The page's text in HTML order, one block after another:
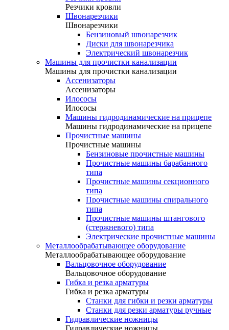
Резчики кровли
Швонарезчики
Швонарезчики
Бензиновый швонарезчик
Диски для швонарезчика
Электрический швонарезчик
Машины для прочистки канализации
Машины для прочистки канализации
Ассенизаторы
Ассенизаторы
Илососы
Илососы
Машины гидродинамические на прицепе
Машины гидродинамические на прицепе
Прочистные машины
Прочистные машины
Бензиновые прочистные машины
Прочистные машины барабанного
типа
Прочистные машины секционного
типа
Прочистные машины спирального
типа
Прочистные машины штангового
(стержневого) типа
Электрические прочистные машины
Металлообрабатывающее оборудование
Металлообрабатывающее оборудование
Вальцовочное оборудование
Вальцовочное оборудование
Гибка и резка арматуры
Гибка и резка арматуры
Станки для гибки и резки арматуры
Станки для резки арматуры ручные
Гидравлические ножницы
Гидравлические ножницы